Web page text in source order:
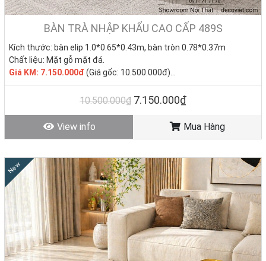
kiệm chi phí? Đây là những lựa chọn “hot” nhất tạiNhà Decor, được
–> Mặt đá tự nhiên/ nhân tạo sang trọng, chống thấm ố, dễ
vệ sinh.
–> Phù hợp phòng khách hiện đại, tạo điểm nhấn đẳng cấp.
2. Bàn sofa inox đẳng cấp
gian.
–> Thích hợp cho không gian phòng khách sang trọng, khách
sạn, văn phòng cao cấp.
3. Bàn trà gỗ giá rẻ
–> Mang đến sự ấm áp, gần gũi với màu gỗ tự nhiên, dễ phối
sofa vải/da.
BÀN TRÀ NHẬP KHẨU CAO CẤP 489S
Kích thước: bàn elip 1.0*0.65*0.43m, bàn tròn 0.78*0.37m
Chất liệu: Mặt gỗ mặt đá.
Giá KM: 7.150.000đ (Giá gốc: 10.500.000đ)
Tình trạng: Hàng mới - Còn hàng
10.500.000₫ 7.150.000₫
View info Mua Hàng
New